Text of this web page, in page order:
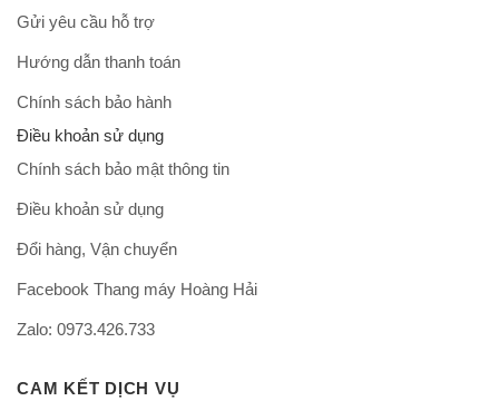
Gửi yêu cầu hỗ trợ
Hướng dẫn thanh toán
Chính sách bảo hành
Điều khoản sử dụng
Chính sách bảo mật thông tin
Điều khoản sử dụng
Đổi hàng, Vận chuyển
Facebook Thang máy Hoàng Hải
Zalo: 0973.426.733
CAM KẾT DỊCH VỤ